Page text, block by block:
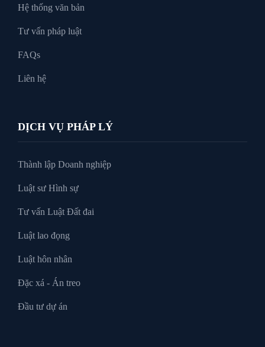
Hệ thống văn bản
Tư vấn pháp luật
FAQs
Liên hệ
DỊCH VỤ PHÁP LÝ
Thành lập Doanh nghiệp
Luật sư Hình sự
Tư vấn Luật Đất đai
Luật lao đọng
Luật hôn nhân
Đặc xá - Án treo
Đầu tư dự án